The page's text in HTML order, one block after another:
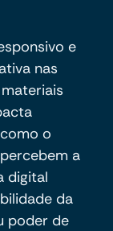
e
nas
o
a
digital
da
poder de